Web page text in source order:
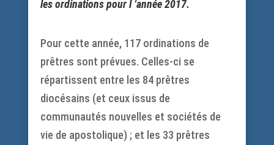
les ordinations pour l ‘année 2017.
Pour cette année, 117 ordinations de
prêtres sont prévues. Celles-ci se
répartissent entre les 84 prêtres
diocésains (et ceux issus de
communautés nouvelles et sociétés de
vie de apostolique) ; et les 33 prêtres